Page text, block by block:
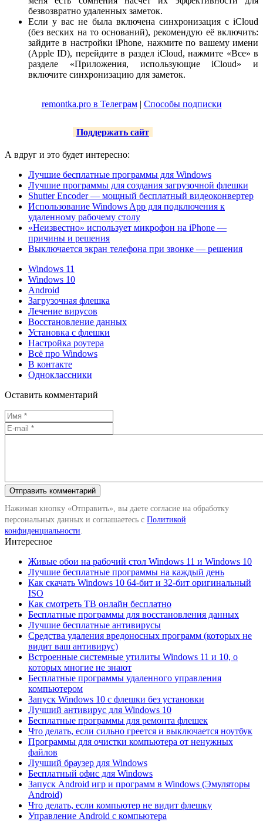
безвозвратно удаленных заметок.
Если у вас не была включена синхронизация с iCloud
(без веских на то оснований), рекомендую её включить:
зайдите в настройки iPhone, нажмите по вашему имени
(Apple ID), перейдите в раздел iCloud, нажмите «Все» в
разделе «Приложения, использующие iCloud» и
включите синхронизацию для заметок.
remontka.pro в Телеграм| Способы подписки
Поддержать сайт
А вдруг и это будет интересно:
Лучшие бесплатные программы для Windows
Лучшие программы для создания загрузочной флешки
Shutter Encoder — мощный бесплатный видеоконвертер
Использование Windows App для подключения к
удаленному рабочему столу
«Неизвестно» использует микрофон на iPhone —
причины и решения
Выключается экран телефона при звонке — решения
Windows 11
Windows 10
Android
Загрузочная флешка
Лечение вирусов
Восстановление данных
Установка с флешки
Настройка роутера
Всё про Windows
В контакте
Одноклассники
Оставить комментарий
Нажимая кнопку «Отправить», вы даете согласие на обработку
персональных данных и соглашаетесь с Политикой
конфиденциальности.
Интересное
Живые обои на рабочий стол Windows 11 и Windows 10
Лучшие бесплатные программы на каждый день
Как скачать Windows 10 64-бит и 32-бит оригинальный
ISO
Как смотреть ТВ онлайн бесплатно
Бесплатные программы для восстановления данных
Лучшие бесплатные антивирусы
Средства удаления вредоносных программ (которых не
видит ваш антивирус)
Встроенные системные утилиты Windows 11 и 10, о
которых многие не знают
Бесплатные программы удаленного управления
компьютером
Запуск Windows 10 с флешки без установки
Лучший антивирус для Windows 10
Бесплатные программы для ремонта флешек
Что делать, если сильно греется и выключается ноутбук
Программы для очистки компьютера от ненужных
файлов
Лучший браузер для Windows
Бесплатный офис для Windows
Запуск Android игр и программ в Windows (Эмуляторы
Android)
Что делать, если компьютер не видит флешку
Управление Android с компьютера